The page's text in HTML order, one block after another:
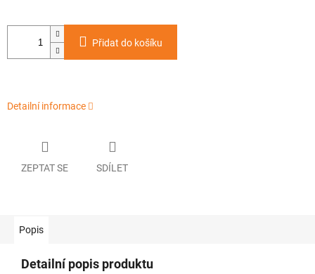
Přidat do košíku
Detailní informace
ZEPTAT SE SDÍLET
Popis
Detailní popis produktu